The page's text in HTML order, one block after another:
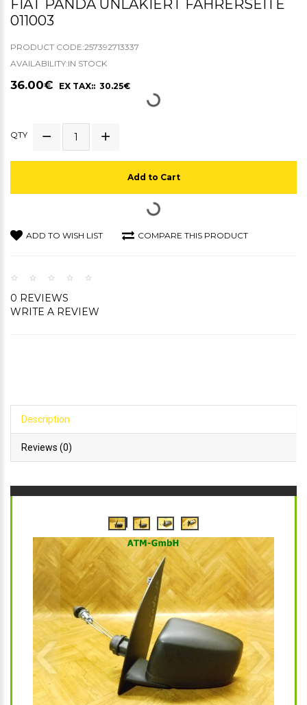
IAT PANDA UNLAKIERT FAHRERSEITE 0
11003
PRODUCT CODE:257392713337
AVAILABILITY:IN STOCK
36.00€ EX TAX:: 30.25€
QTY
Add to Cart
ADD TO WISH LIST COMPARE THIS PRODUCT
0 REVIEWS
WRITE A REVIEW
Description
Reviews (0)
‹ ›